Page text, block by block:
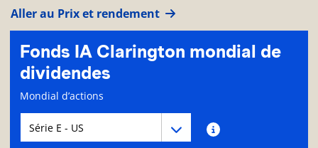
Aller au Prix et rendement
Fonds IA Clarington mondial de
dividendes
Page d'informations sur le fonds
Mondial d’actions
Menu déroulant des séries du Fonds
Menu déroulant des séries du Fonds